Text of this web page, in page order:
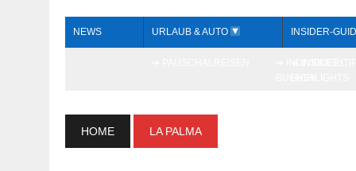
NEWS URLAUB & AUTO INSIDER-
HOME LA PALMA